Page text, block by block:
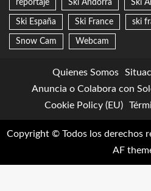
reportaje Ski Andorra Ski
Ski España Ski France ski
Snow Cam Webcam
Quienes Somos
Anuncia o Colabora con
Cookie Policy (EU)
Copyright © Todos los derechos
AF